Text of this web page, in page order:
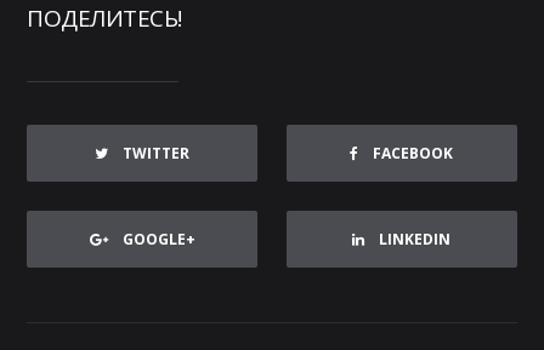
ПОДЕЛИТЕСЬ!
TWITTER FACEBOOK
GOOGLE+ LINKEDIN